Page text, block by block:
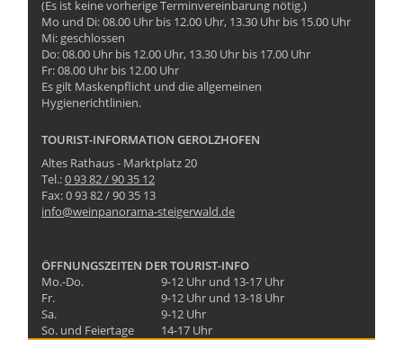
(Es ist keine vorherige Terminvereinbarung nötig.)
Mo und Di: 08.00 Uhr bis 12.00 Uhr, 13.30 Uhr bis 15.00 Uhr
Mi: geschlossen
Do: 08.00 Uhr bis 12.00 Uhr, 13.30 Uhr bis 17.00 Uhr
Fr: 08.00 Uhr bis 12.00 Uhr
Es gilt Maskenpflicht und die allgemeinen
Hygienerichtlinien.
TOURIST-INFORMATION GEROLZHOFEN
Altes Rathaus - Marktplatz 20
Tel.:0 93 82 / 90 35 12
Fax: 0 93 82 / 90 35 13
info@weinpanorama-steigerwald.de
ÖFFNUNGSZEITEN DER TOURIST-INFO
Mo.-Do.
9-12 Uhr und 13-17 Uhr
Fr.
9-12 Uhr und 13-18 Uhr
Sa.
9-12 Uhr
So. und Feiertage
14-17 Uhr